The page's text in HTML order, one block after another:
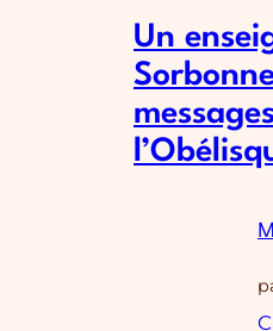
Un